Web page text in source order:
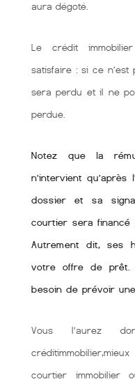
aura dégoté.
Le crédit
satisfaire : si ce
sera perdu et il ne
perdue.
Notez que la
n’intervient
dossier et sa
courtier sera
Autrement dit, ses
votre offre de prêt.
besoin de prévoir
Vous l’aurez
courtier